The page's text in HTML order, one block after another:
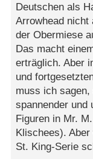
Deutschen als
Arrowhead nicht
der Obermiese
Das macht
erträglich. Aber
und
muss ich
spannender und
Figuren in Mr.
Klischees).
St. King-Serie